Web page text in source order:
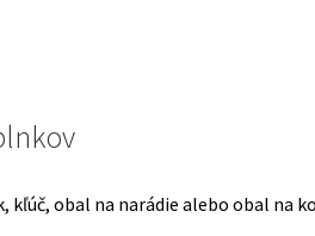
kľúč, obal na narádie alebo obal na